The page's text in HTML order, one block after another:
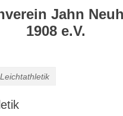
Jahn
1908 e.V.
Leichtathletik